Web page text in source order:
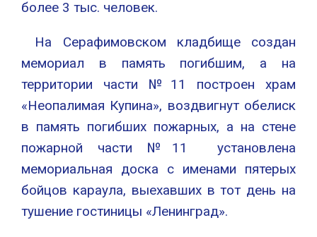
более 3 тыс. человек.
На Серафимовском кладбище создан
мемориал в память погибшим, а на
территории части №11 построен храм
«Неопалимая Купина», воздвигнут обелиск
в память погибших пожарных, а на стене
пожарной части №11 установлена
мемориальная доска с именами пятерых
бойцов караула, выехавших в тот день на
тушение гостиницы «Ленинград».